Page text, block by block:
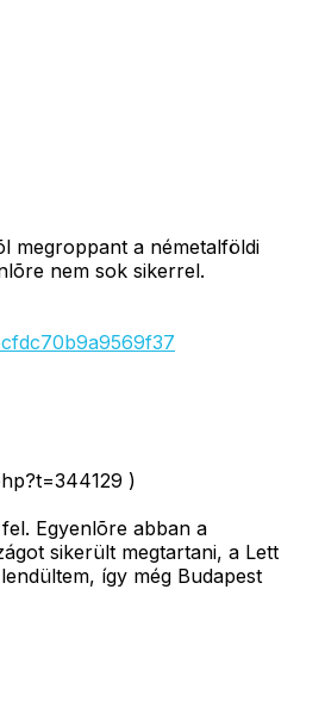
megroppant a németalföldi
nem sok sikerrel.
)
Egyenlõre abban a
sikerült megtartani, a Lett
így még Budapest